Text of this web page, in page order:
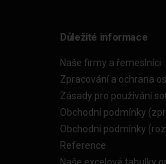
Důležité informace
Naše firmy a řemeslníci
Zpracování a ochrana
Zásady pro používání
Obchodní podmínky
Obchodní podmínky
Reference